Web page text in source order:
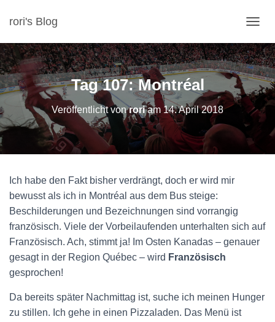
rori's Blog
A
V
I
G
A
T
I
T
E
Tag 107: Montréal
Veröffentlicht vonroriam14. April 2018
Ich habe den Fakt bisher verdrängt, doch er wird mir
bewusst als ich in Montréal aus dem Bus steige:
Beschilderungen und Bezeichnungen sind vorrangig
französisch. Viele der Vorbeilaufenden unterhalten sich auf
Französisch. Ach, stimmt ja! Im Osten Kanadas – genauer
gesagt in der Region Québec – wird Französisch
gesprochen!
Da bereits später Nachmittag ist, suche ich meinen Hunger
zu stillen. Ich gehe in einen Pizzaladen. Das Menü ist